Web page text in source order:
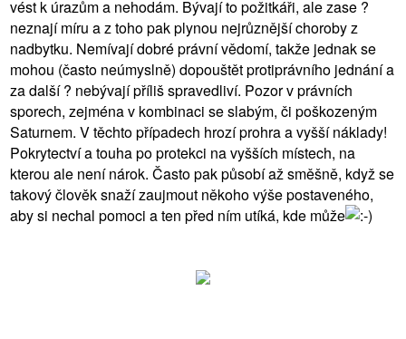
vést k úrazům a nehodám. Bývají to požitkáři, ale zase ?
neznají míru a z toho pak plynou nejrůznější choroby z
nadbytku. Nemívají dobré právní vědomí, takže jednak se
mohou (často neúmyslně) dopouštět protiprávního jednání a
za další ? nebývají příliš spravedliví. Pozor v právních
sporech, zejména v kombinaci se slabým, či poškozeným
Saturnem. V těchto případech hrozí prohra a vyšší náklady!
Pokrytectví a touha po protekci na vyšších místech, na
kterou ale není nárok. Často pak působí až směšně, když se
takový člověk snaží zaujmout někoho výše postaveného,
aby si nechal pomoci a ten před ním utíká, kde může